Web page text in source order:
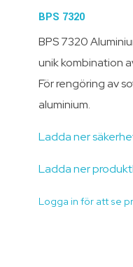
BPS 7320
BPS 7320
unik kombination
För rengöring av
aluminium.
Ladda ner
Ladda ner
Logga in för att se